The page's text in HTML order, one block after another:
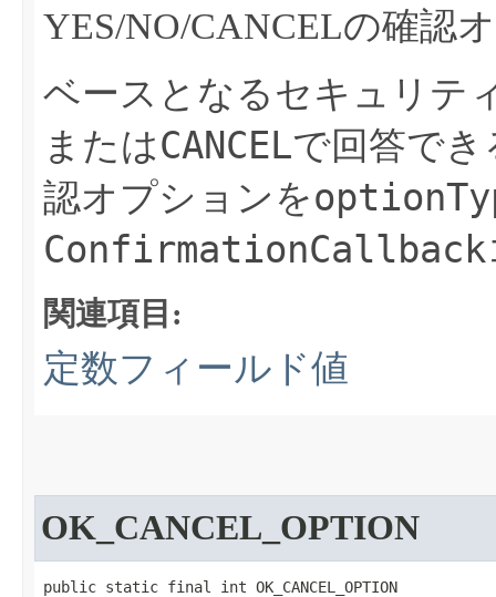
YES/NO/CANCELの確認
ベースとなるセキュリテ
またはCANCELで回答でき
認オプションを
ConfirmationCallback
関連項目:
定数フィールド値
OK_CANCEL_OPTION
public static final int OK_CANCEL_OPTION